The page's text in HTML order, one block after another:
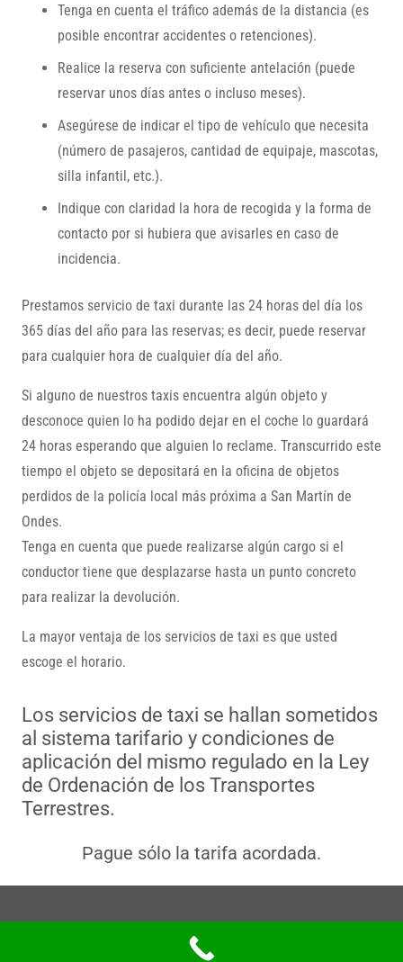
Tenga en cuenta el tráfico además de la distancia (es
posible encontrar accidentes o retenciones).
Realice la reserva con suficiente antelación (puede
reservar unos días antes o incluso meses).
Asegúrese de indicar el tipo de vehículo que necesita
(número de pasajeros, cantidad de equipaje, mascotas,
silla infantil, etc.).
Indique con claridad la hora de recogida y la forma de
contacto por si hubiera que avisarles en caso de
incidencia.
Prestamos servicio de taxi durante las 24 horas del día los
365 días del año para las reservas; es decir, puede reservar
para cualquier hora de cualquier día del año.
Si alguno de nuestros taxis encuentra algún objeto y
desconoce quien lo ha podido dejar en el coche lo guardará
24 horas esperando que alguien lo reclame. Transcurrido este
tiempo el objeto se depositará en la oficina de objetos
perdidos de la policía local más próxima a San Martín de
Ondes.
Tenga en cuenta que puede realizarse algún cargo si el
conductor tiene que desplazarse hasta un punto concreto
para realizar la devolución.
La mayor ventaja de los servicios de taxi es que usted
escoge el horario.
Los servicios de taxi se hallan sometidos
al sistema tarifario y condiciones de
aplicación del mismo regulado en la Ley
de Ordenación de los Transportes
Terrestres.
Pague sólo la tarifa acordada.
Aviso Legal